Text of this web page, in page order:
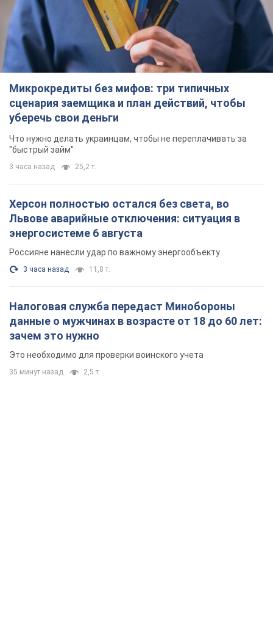
Микрокредиты без мифов: три типичных
сценария заемщика и план действий, чтобы
уберечь свои деньги
Что нужно делать украинцам, чтобы не переплачивать за
"быстрый займ"
3 часа назад 25,2 т.
Херсон полностью остался без света, во
Львове аварийные отключения: ситуация в
энергосистеме 6 августа
Россияне нанесли удар по важному энергообъекту
3 часа назад 11,8 т.
Налоговая служба передаст Минобороны
данные о мужчинах в возрасте от 18 до 60 лет:
зачем это нужно
Это необходимо для проверки воинского учета
35 минут назад 2,5 т.